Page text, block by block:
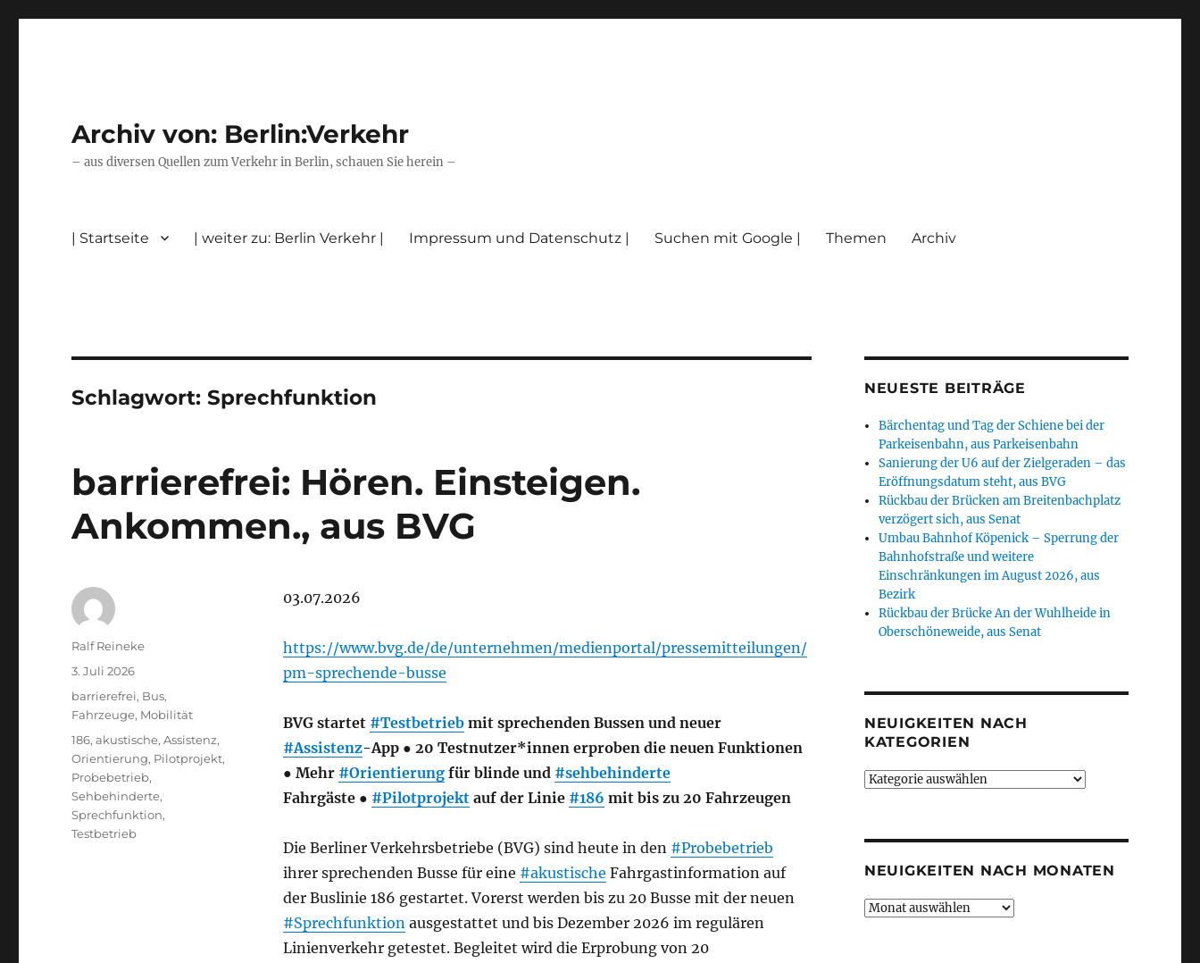
Archiv von: Berlin:Verkehr
– aus diversen Quellen zum Verkehr in Berlin, schauen Sie herein –
| Startseite | weiter zu: Berlin Verkehr | Impressum und Datenschutz | Suchen mit Google | Themen Archiv
Schlagwort:Sprechfunktion
barrierefrei: Hören. Einsteigen.
Ankommen., aus BVG
03.07.2026
https://www.bvg.de/de/unternehmen/medienportal/pressemitteilungen/
pm-sprechende-busse
BVG startet #Testbetriebmit sprechenden Bussen und neuer
#Assistenz-App ● 20 Testnutzer*innen erproben die neuen Funktionen
● Mehr #Orientierungfür blinde und #sehbehinderte
Fahrgäste ● #Pilotprojektauf der Linie #186 mit bis zu 20 Fahrzeugen
Die Berliner Verkehrsbetriebe (BVG) sind heute in den #Probebetrieb
ihrer sprechenden Busse für eine #akustische Fahrgastinformation auf
der Buslinie 186 gestartet. Vorerst werden bis zu 20 Busse mit der neuen
#Sprechfunktionausgestattet und bis Dezember 2026 im regulären
Linienverkehr getestet. Begleitet wird die Erprobung von 20
Autor
Ralf Reineke
Veröffentlicht
am
3. Juli 2026
Kategorien
barrierefrei, Bus,
Fahrzeuge, Mobilität
Schlagwörter
186,akustische,Assistenz,
Orientierung, Pilotprojekt,
Probebetrieb,
Sehbehinderte,
Sprechfunktion,
Testbetrieb
NEUESTE BEITRÄGE
Bärchentag und Tag der Schiene bei der
Parkeisenbahn, aus Parkeisenbahn
Sanierung der U6 auf der Zielgeraden – das
Eröffnungsdatum steht, aus BVG
Rückbau der Brücken am Breitenbachplatz
verzögert sich, aus Senat
Umbau Bahnhof Köpenick – Sperrung der
Bahnhofstraße und weitere
Einschränkungen im August 2026, aus
Bezirk
Rückbau der Brücke An der Wuhlheide in
Oberschöneweide, aus Senat
NEUIGKEITEN NACH
KATEGORIEN
Neuigkeiten
NEUIGKEITEN NACH MONATEN
Neuigkeiten